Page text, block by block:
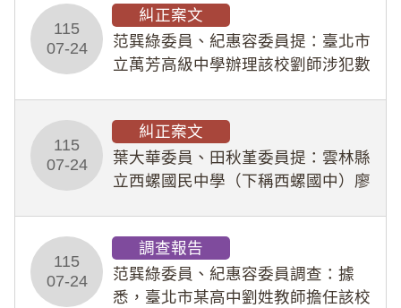
人員保障法」及「職業安全衛生法」
所定維護公務人員
115
07-24
糾正案文
范巽綠委員、紀惠容委員提：臺北市
立萬芳高級中學辦理該校劉師涉犯數
業把關與糾錯功能，不僅首份調查報
告漏未審酌師生不
115
07-24
糾正案文
葉大華委員、田秋堇委員提：雲林縣
立西螺國民中學（下稱西螺國中）廖
教羽球隊學生等行為，歷經該校校園
事件處理會議（下
115
07-24
調查報告
范巽綠委員、紀惠容委員調查：據
悉，臺北市某高中劉姓教師擔任該校